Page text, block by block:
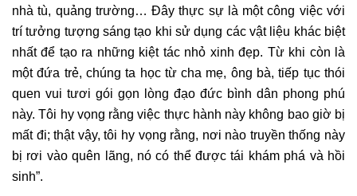
nhà tù, quảng trường… Đây thực sự là một công việc với
trí tưởng tượng sáng tạo khi sử dụng các vật liệu khác biệt
nhất để tạo ra những kiệt tác nhỏ xinh đẹp. Từ khi còn là
một đứa trẻ, chúng ta học từ cha mẹ, ông bà, tiếp tục thói
quen vui tươi gói gọn lòng đạo đức bình dân phong phú
này. Tôi hy vọng rằng việc thực hành này không bao giờ bị
mất đi; thật vậy, tôi hy vọng rằng, nơi nào truyền thống này
bị rơi vào quên lãng, nó có thể được tái khám phá và hồi
sinh”.